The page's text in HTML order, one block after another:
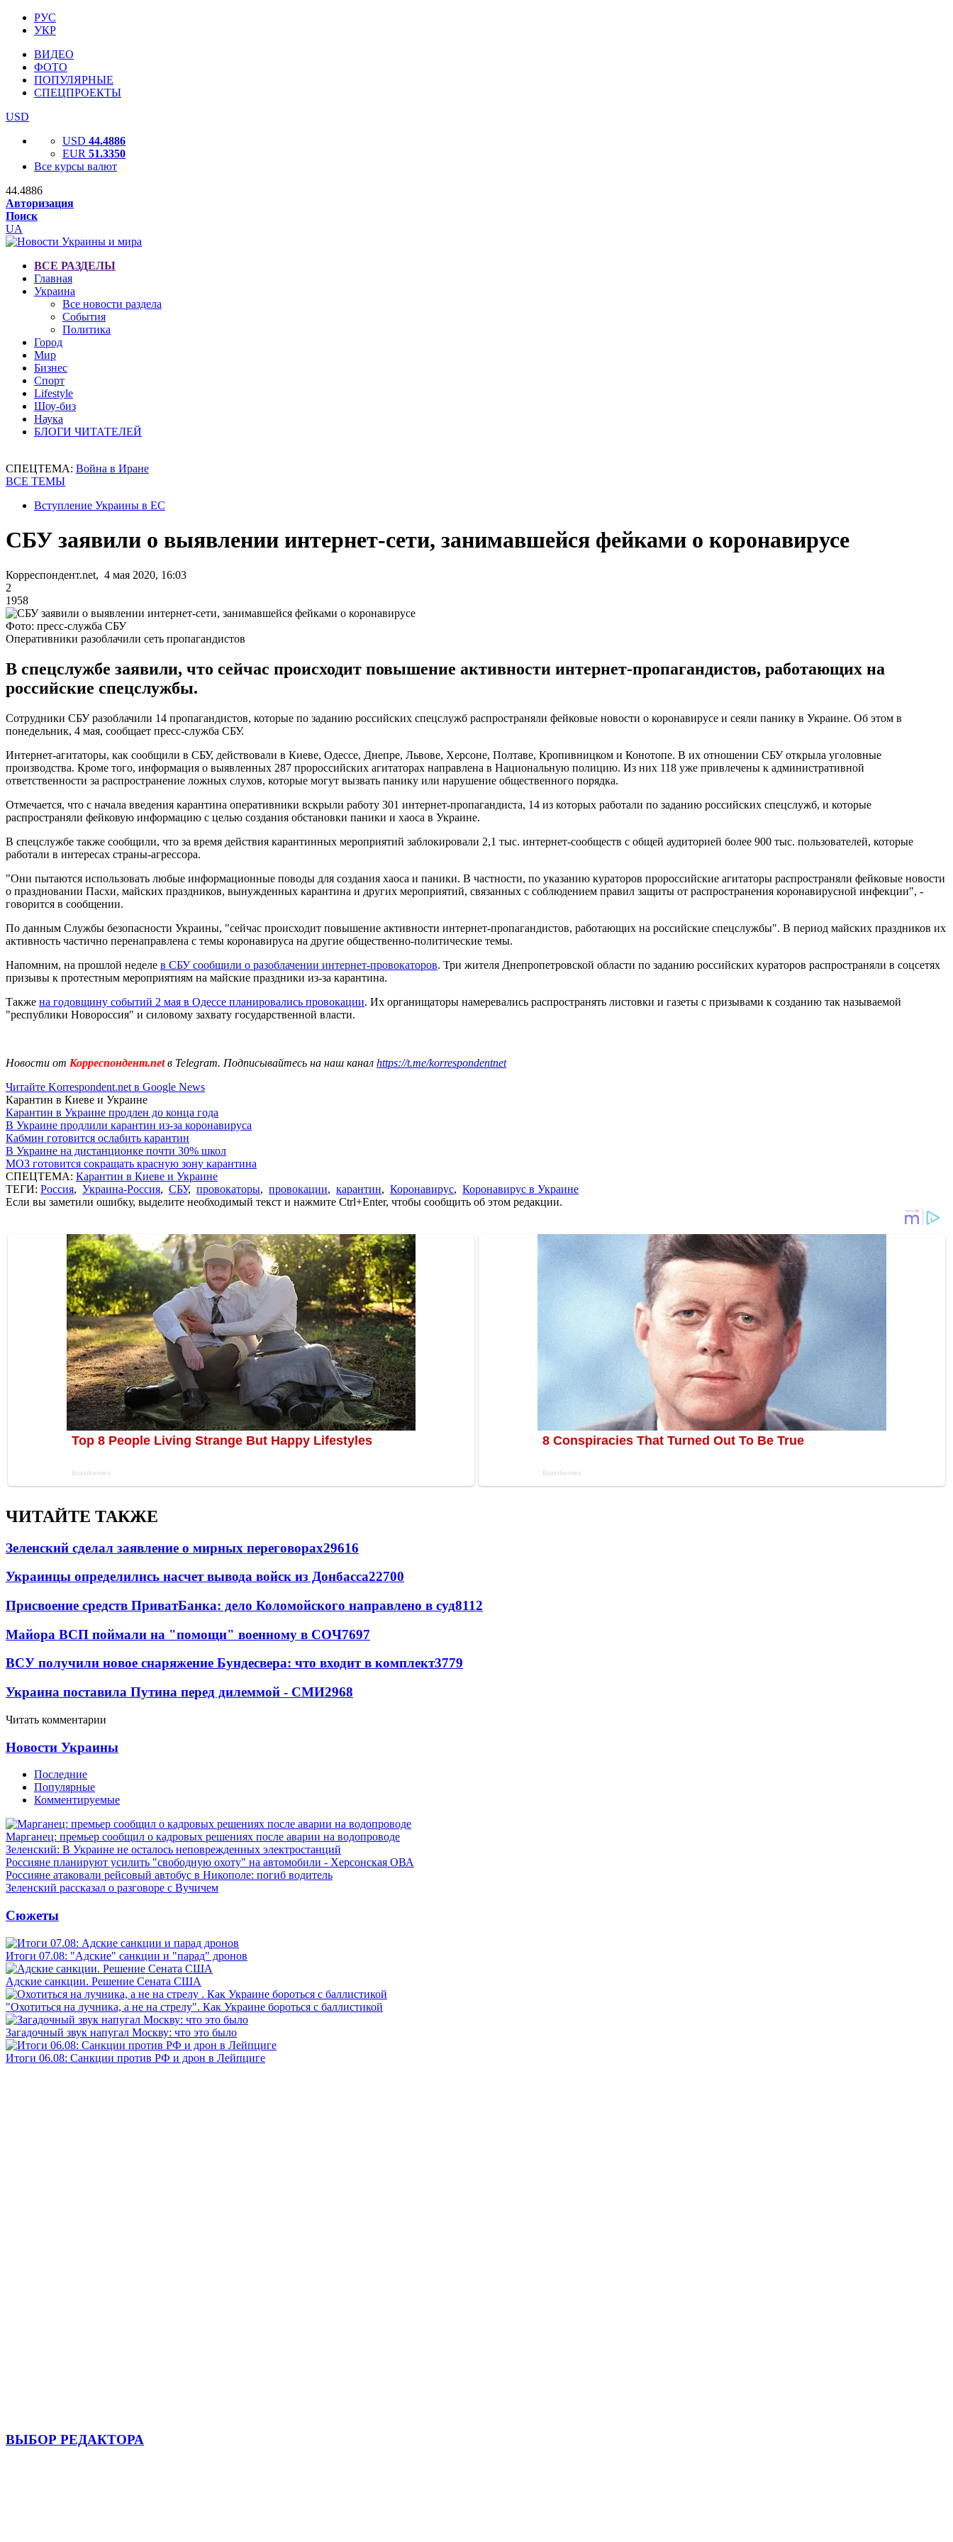
РУС
УКР
ВИДЕО
ФОТО
ПОПУЛЯРНЫЕ
СПЕЦПРОЕКТЫ
USD
USD 44.4886
EUR 51.3350
Все курсы валют
44.4886
Авторизация
Поиск
UA
ВСЕ РАЗДЕЛЫ
Главная
Украина
Все новости раздела
События
Политика
Город
Мир
Бизнес
Спорт
Lifestyle
Шоу-биз
Наука
БЛОГИ ЧИТАТЕЛЕЙ
СПЕЦТЕМА: Война в Иране
ВСЕ ТЕМЫ
Вступление Украины в ЕС
СБУ заявили о выявлении интернет-сети, занимавшейся фейками о коронавирусе
Корреспондент.net, 4 мая 2020, 16:03
2
1958
Фото: пресс-служба СБУ
Оперативники разоблачили сеть пропагандистов
В спецслужбе заявили, что сейчас происходит повышение активности интернет-пропагандистов, работающих на
российские спецслужбы.
Сотрудники СБУ разоблачили 14 пропагандистов, которые по заданию российских спецслужб распространяли фейковые новости о коронавирусе и сеяли панику в Украине. Об этом в
понедельник, 4 мая, сообщает пресс-служба СБУ.
Интернет-агитаторы, как сообщили в СБУ, действовали в Киеве, Одессе, Днепре, Львове, Херсоне, Полтаве, Кропивницком и Конотопе. В их отношении СБУ открыла уголовные
производства. Кроме того, информация о выявленных 287 пророссийских агитаторах направлена в Национальную полицию. Из них 118 уже привлечены к административной
ответственности за распространение ложных слухов, которые могут вызвать панику или нарушение общественного порядка.
Отмечается, что с начала введения карантина оперативники вскрыли работу 301 интернет-пропагандиста, 14 из которых работали по заданию российских спецслужб, и которые
распространяли фейковую информацию с целью создания обстановки паники и хаоса в Украине.
В спецслужбе также сообщили, что за время действия карантинных мероприятий заблокировали 2,1 тыс. интернет-сообществ с общей аудиторией более 900 тыс. пользователей, которые
работали в интересах страны-агрессора.
"Они пытаются использовать любые информационные поводы для создания хаоса и паники. В частности, по указанию кураторов пророссийские агитаторы распространяли фейковые новости
о праздновании Пасхи, майских праздников, вынужденных карантина и других мероприятий, связанных с соблюдением правил защиты от распространения коронавирусной инфекции", -
говорится в сообщении.
По данным Службы безопасности Украины, "сейчас происходит повышение активности интернет-пропагандистов, работающих на российские спецслужбы". В период майских праздников их
активность частично перенаправлена ​​с темы коронавируса на другие общественно-политические темы.
Напомним, на прошлой неделе в СБУ сообщили о разоблачении интернет-провокаторов. Три жителя Днепропетровской области по заданию российских кураторов распространяли в соцсетях
призывы к протестным мероприятиям на майские праздники из-за карантина.
Также на годовщину событий 2 мая в Одессе планировались провокации. Их органищаторы намеревались распространять листовки и газеты с призывами к созданию так называемой
"республики Новороссия" и силовому захвату государственной власти.
Новости от Корреспондент.netв Telegram. Подписывайтесь на наш канал https://t.me/korrespondentnet
Читайте Korrespondent.net в Google News
Карантин в Киеве и Украине
Карантин в Украине продлен до конца года
В Украине продлили карантин из-за коронавируса
Кабмин готовится ослабить карантин
В Украине на дистанционке почти 30% школ
МОЗ готовится сокращать красную зону карантина
СПЕЦТЕМА: Карантин в Киеве и Украине
ТЕГИ: Россия, Украина-Россия, СБУ, провокаторы, провокации, карантин, Коронавирус, Коронавирус в Украине
Если вы заметили ошибку, выделите необходимый текст и нажмите Ctrl+Enter, чтобы сообщить об этом редакции.
ЧИТАЙТЕ ТАКЖЕ
Зеленский сделал заявление о мирных переговорах29616
Украинцы определились насчет вывода войск из Донбасса22700
Присвоение средств ПриватБанка: дело Коломойского направлено в суд8112
Майора ВСП поймали на "помощи" военному в СОЧ7697
ВСУ получили новое снаряжение Бундесвера: что входит в комплект3779
Украина поставила Путина перед дилеммой - СМИ2968
Читать комментарии
Новости Украины
Последние
Популярные
Комментируемые
Марганец: премьер сообщил о кадровых решениях после аварии на водопроводе
Зеленский: В Украине не осталось неповрежденных электростанций
Россияне планируют усилить "свободную охоту" на автомобили - Херсонская ОВА
Россияне атаковали рейсовый автобус в Никополе: погиб водитель
Зеленский рассказал о разговоре с Вучичем
Сюжеты
Итоги 07.08: "Адские" санкции и "парад" дронов
Адские санкции. Решение Сената США
"Охотиться на лучника, а не на стрелу". Как Украине бороться с баллистикой
Загадочный звук напугал Москву: что это было
Итоги 06.08: Санкции против РФ и дрон в Лейпциге
ВЫБОР РЕДАКТОРА